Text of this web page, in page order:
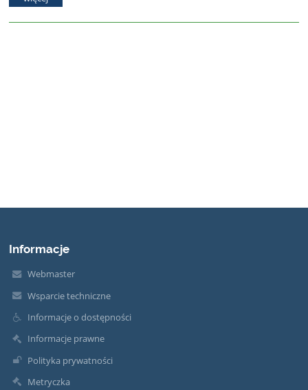
Informacje
Webmaster
Wsparcie techniczne
Informacje o dostępności
Informacje prawne
Polityka prywatności
Metryczka